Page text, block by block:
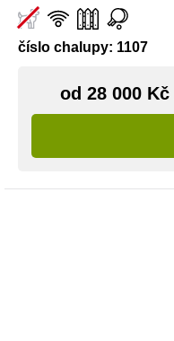
číslo chalupy: 1107
od 28 000 Kč